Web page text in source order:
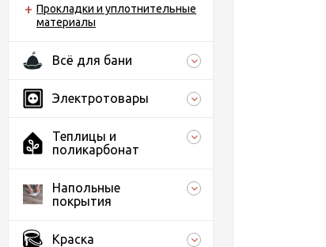
Прокладки и уплотнительные
материалы
Всё для бани
Электротовары
Теплицы и
поликарбонат
Напольные
покрытия
Краска